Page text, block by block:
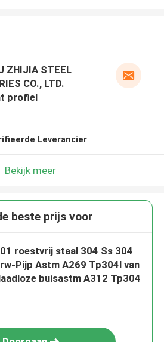
ZHIJIA STEEL
CO., LTD.
profiel
Leverancier
Bekijk meer
beste prijs voor
roestvrij staal 304 Ss 304
Pijp Astm A269 Tp304l van
buisastm A312 Tp304